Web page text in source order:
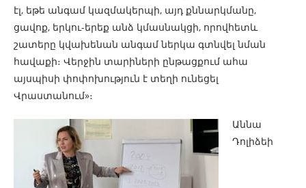
էլ, եթե անգամ կազմակերպի, այդ քննարկմանը,
ցավոք, երկու-երեք անձ կմասնակցի, որովհետև
շատերը կվախենան անգամ ներկա գտնվել նման
հավաքի։ Վերջին տարիների ընթացքում ահա
այսպիսի փոփոխություն է տեղի ունեցել
Վրաստանում»։
Աննա
Դոլիձեի